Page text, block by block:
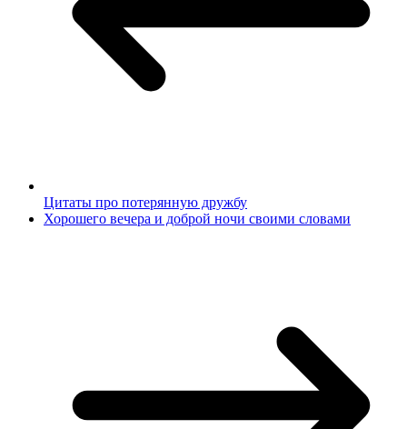
Цитаты про потерянную дружбу
Хорошего вечера и доброй ночи своими словами